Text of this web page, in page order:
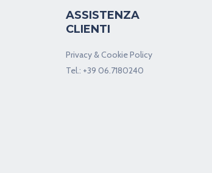
ASSISTENZA
CLIENTI
Privacy & Cookie Policy
Tel.: +39 06.7180240